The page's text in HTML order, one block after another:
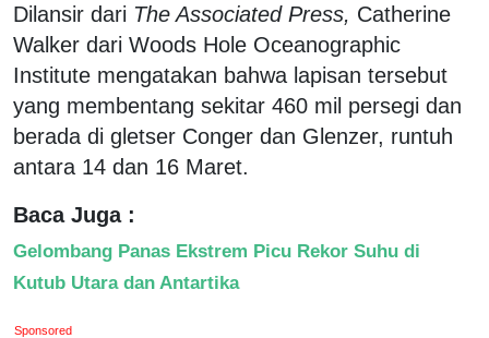
Dilansir dari The Associated Press, Catherine
Walker dari Woods Hole Oceanographic
Institute mengatakan bahwa lapisan tersebut
yang membentang sekitar 460 mil persegi dan
berada di gletser Conger dan Glenzer, runtuh
antara 14 dan 16 Maret.
Baca Juga :
Gelombang Panas Ekstrem Picu Rekor Suhu di
Kutub Utara dan Antartika
Sponsored